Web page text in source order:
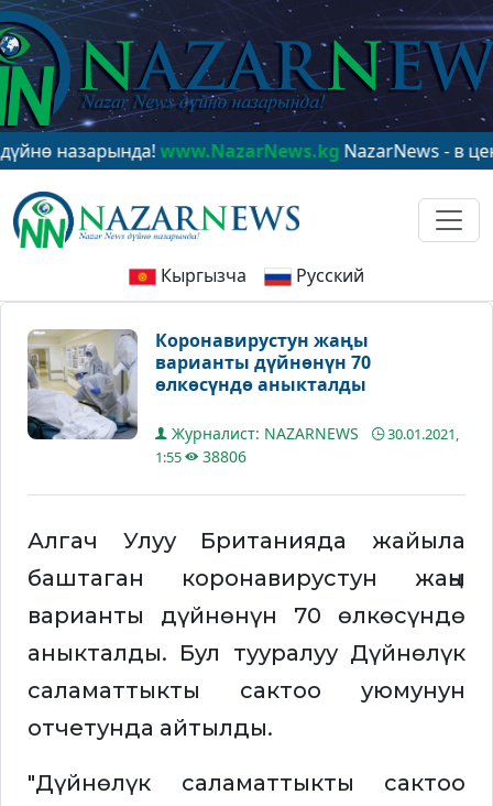
www.NazarNews.kgNazarNews - в центре
Кыргызча Русский
Коронавирустун жаңы
варианты дүйнөнүн 70
өлкөсүндө аныкталды
Журналист: NAZARNEWS
30.01.2021,
1:55
38806
Алгач Улуу Британияда жайыла
баштаган коронавирустун жаңы
варианты дүйнөнүн 70 өлкөсүндө
аныкталды. Бул тууралуу Дүйнөлүк
саламаттыкты сактоо уюмунун
отчетунда айтылды.
"Дүйнөлүк саламаттыкты сактоо